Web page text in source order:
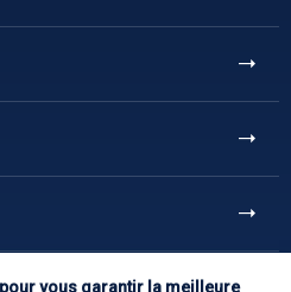
vous garantir la meilleure